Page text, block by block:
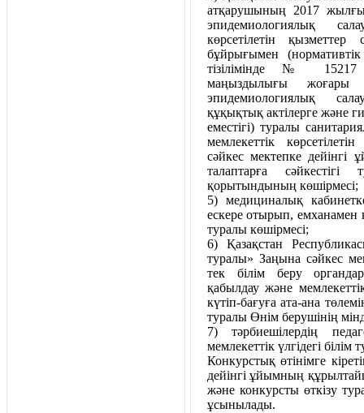
атқарушының 2017 жылғы
эпидемиологиялық
көрсетілетін
бұйрығымен
тізілімінде № 15217
маңыздылығы жоғары
эпидемиологиялық
құқықтық актілерге және
еместігі) туралы
мемлекеттік
сәйкес мектепке дейінгі
талаптарға сәйкестігі
қорытындының көшірмесі;
5) медициналық
ескере отырып, емханамен
туралы көшірмесі;
6) Қазақстан
туралы» Заңына сәйкес
тек білім беру
қабылдау және
күтіп-бағуға ата-ана
туралы Өнім берушінің
7) тәрбиешілердің
мемлекеттік үлгідегі
Конкурстық өтінімге
дейінгі ұйымның
және конкурсты өткізу
ұсынылады.